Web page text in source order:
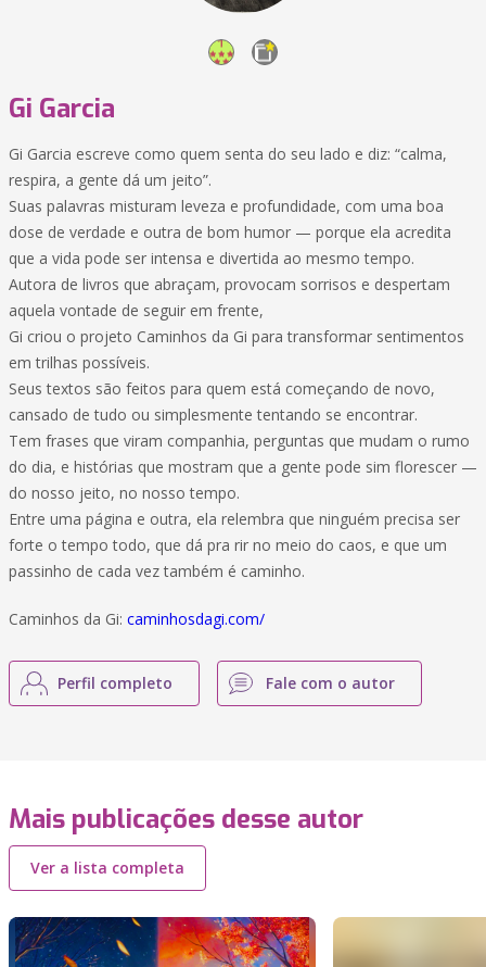
Gi Garcia
Gi Garcia escreve como quem senta do seu lado e diz: “calma,
respira, a gente dá um jeito”.
Suas palavras misturam leveza e profundidade, com uma boa
dose de verdade e outra de bom humor — porque ela acredita
que a vida pode ser intensa e divertida ao mesmo tempo.
Autora de livros que abraçam, provocam sorrisos e despertam
aquela vontade de seguir em frente,
Gi criou o projeto Caminhos da Gi para transformar sentimentos
em trilhas possíveis.
Seus textos são feitos para quem está começando de novo,
cansado de tudo ou simplesmente tentando se encontrar.
Tem frases que viram companhia, perguntas que mudam o rumo
do dia, e histórias que mostram que a gente pode sim florescer —
do nosso jeito, no nosso tempo.
Entre uma página e outra, ela relembra que ninguém precisa ser
forte o tempo todo, que dá pra rir no meio do caos, e que um
passinho de cada vez também é caminho.
Caminhos da Gi: caminhosdagi.com/
Perfil completo Fale com o autor
Mais publicações desse autor
Ver a lista completa